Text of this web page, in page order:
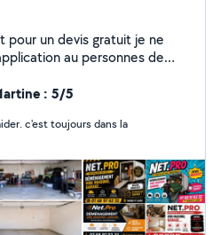
un devis gratuit je ne
au personnes de
: 5/5
c'est toujours dans la